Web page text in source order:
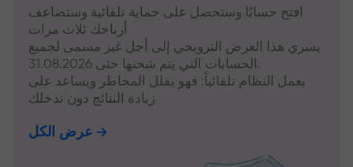
افتح حسابًا وستحصل على حماية تلقائية وستضاعف
أرباحك ثلاث مرات
يسري هذا العرض الترويجي إلى أجل غير مسمى لجميع
الحسابات التي يتم شحنها حتى 31.08.2026.
يعمل النظام تلقائياً: فهو يقلل المخاطر ويساعد على
زيادة النتائج دون تدخلك
عرض الكل